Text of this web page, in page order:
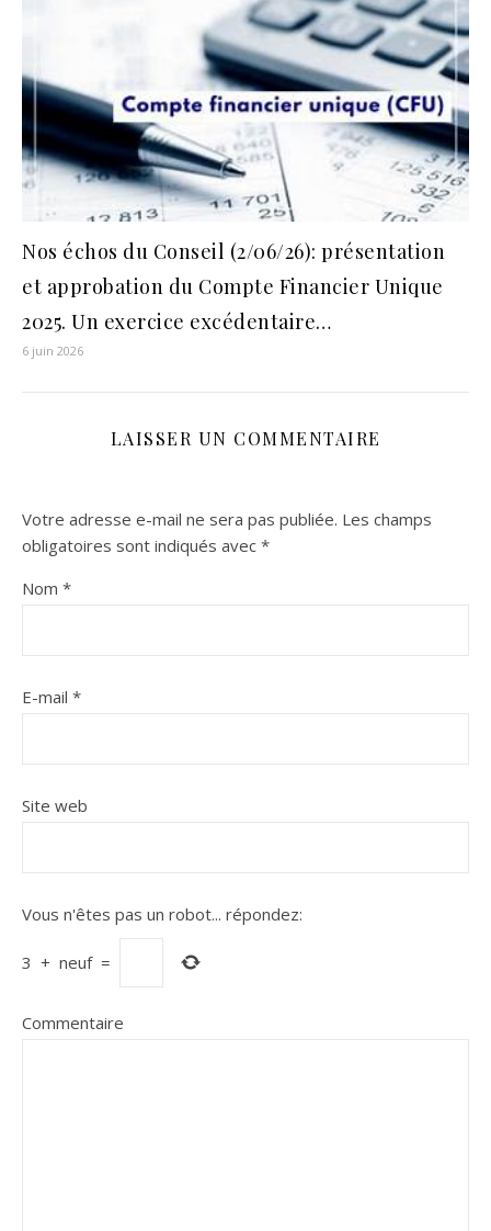
Nos échos du Conseil (2/06/26): présentation
et approbation du Compte Financier Unique
2025. Un exercice excédentaire…
6 juin 2026
LAISSER UN COMMENTAIRE
Votre adresse e-mail ne sera pas publiée. Les champs
obligatoires sont indiqués avec *
Nom *
E-mail *
Site web
Vous n'êtes pas un robot... répondez:
3 + neuf =
Commentaire